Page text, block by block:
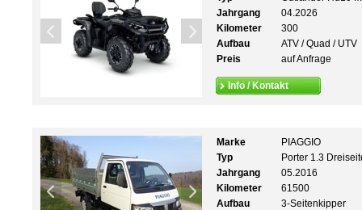
Jahrgang
04.2026
Kilometer
300
Aufbau
ATV / Quad / UTV
Preis
auf Anfrage
Info / Kontakt
Marke
PIAGGIO
Typ
Porter 1.3
Jahrgang
05.2016
Kilometer
61500
Aufbau
3-Seitenkipper